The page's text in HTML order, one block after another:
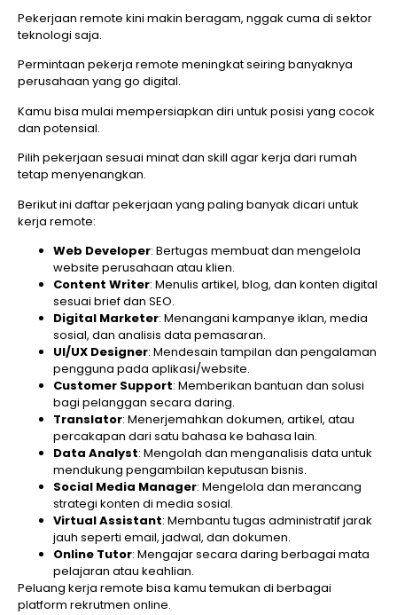
Pekerjaan remote kini makin beragam, nggak cuma di sektor
teknologi saja.
Permintaan pekerja remote meningkat seiring banyaknya
perusahaan yang go digital.
Kamu bisa mulai mempersiapkan diri untuk posisi yang cocok
dan potensial.
Pilih pekerjaan sesuai minat dan skill agar kerja dari rumah
tetap menyenangkan.
Berikut ini daftar pekerjaan yang paling banyak dicari untuk
kerja remote:
Web Developer: Bertugas membuat dan mengelola
website perusahaan atau klien.
Content Writer: Menulis artikel, blog, dan konten digital
sesuai brief dan SEO.
Digital Marketer: Menangani kampanye iklan, media
sosial, dan analisis data pemasaran.
UI/UX Designer: Mendesain tampilan dan pengalaman
pengguna pada aplikasi/website.
Customer Support: Memberikan bantuan dan solusi
bagi pelanggan secara daring.
Translator: Menerjemahkan dokumen, artikel, atau
percakapan dari satu bahasa ke bahasa lain.
Data Analyst: Mengolah dan menganalisis data untuk
mendukung pengambilan keputusan bisnis.
Social Media Manager: Mengelola dan merancang
strategi konten di media sosial.
Virtual Assistant: Membantu tugas administratif jarak
jauh seperti email, jadwal, dan dokumen.
Online Tutor: Mengajar secara daring berbagai mata
pelajaran atau keahlian.
Peluang kerja remote bisa kamu temukan di berbagai
platform rekrutmen online.